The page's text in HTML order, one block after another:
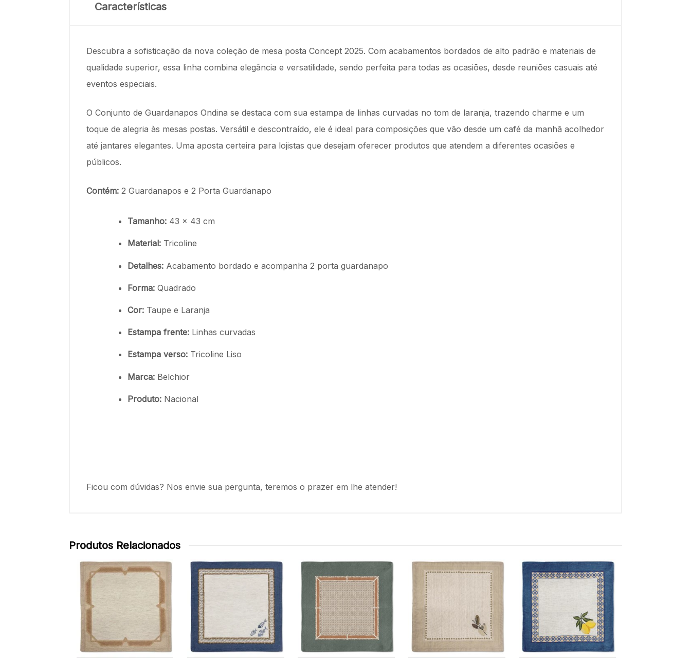
Características
Descubra a sofisticação da nova coleção de mesa posta Concept 2025. Com acabamentos bordados de alto padrão e materiais de
qualidade superior, essa linha combina elegância e versatilidade, sendo perfeita para todas as ocasiões, desde reuniões casuais até
eventos especiais.
O Conjunto de Guardanapos Ondina se destaca com sua estampa de linhas curvadas no tom de laranja, trazendo charme e um
toque de alegria às mesas postas. Versátil e descontraído, ele é ideal para composições que vão desde um café da manhã acolhedor
até jantares elegantes. Uma aposta certeira para lojistas que desejam oferecer produtos que atendem a diferentes ocasiões e
públicos.
Contém: 2 Guardanapos e 2 Porta Guardanapo
Tamanho: 43 x 43 cm
Material: Tricoline
Detalhes: Acabamento bordado e acompanha 2 porta guardanapo
Forma: Quadrado
Cor: Taupe e Laranja
Estampa frente: Linhas curvadas
Estampa verso: Tricoline Liso
Marca: Belchior
Produto: Nacional
Ficou com dúvidas? Nos envie sua pergunta, teremos o prazer em lhe atender!
Produtos Relacionados